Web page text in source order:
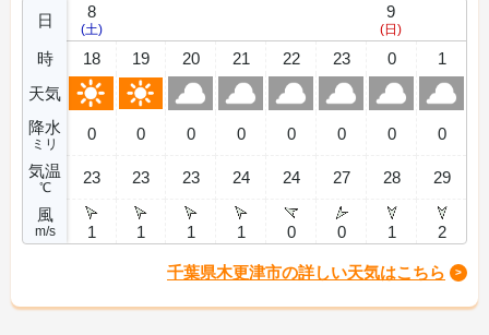
日
時
天気
降水
ミリ
気温
℃
風
m/s
8
(土)
18
0
23
1
19
0
23
1
20
0
23
1
21
0
24
1
22
0
24
0
23
0
27
0
9
(日)
0
0
28
1
1
0
29
2
千葉県木更津市の詳しい天気はこちら